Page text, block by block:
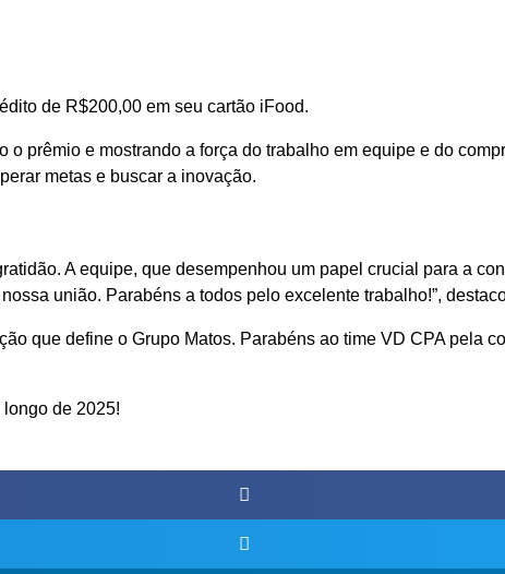
de R$200,00 em seu cartão iFood.
prêmio e mostrando a força do trabalho em equipe e do
metas e buscar a inovação.
A equipe, que desempenhou um papel crucial para a
união. Parabéns a todos pelo excelente trabalho!”,
que define o Grupo Matos. Parabéns ao time VD CPA pela
de 2025!